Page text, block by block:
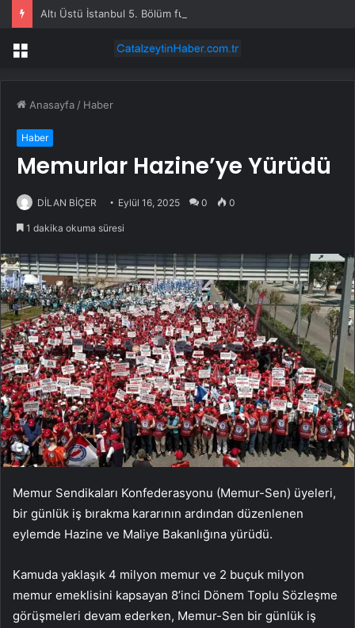
Menü
Anasayfa / Haber
Haber
Memurlar Hazine’ye Yürüdü
DİLAN BİÇER Eylül 16, 2025 0 0
1 dakika okuma süresi
Memur Sendikaları Konfederasyonu (Memur-Sen) üyeleri,
bir günlük iş bırakma kararının ardından düzenlenen
eylemde Hazine ve Maliye Bakanlığına yürüdü.
Kamuda yaklaşık 4 milyon memur ve 2 buçuk milyon
memur emeklisini kapsayan 8’inci Dönem Toplu Sözleşme
görüşmeleri devam ederken, Memur-Sen bir günlük iş